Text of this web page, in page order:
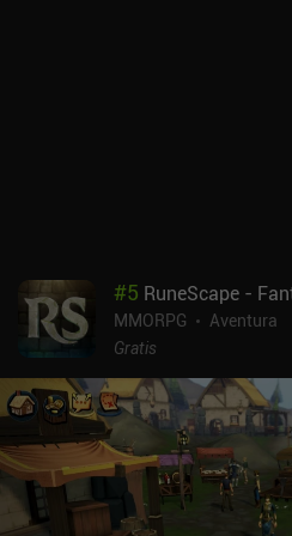
#5 RuneScape -
MMORPG
Aventura
Gratis